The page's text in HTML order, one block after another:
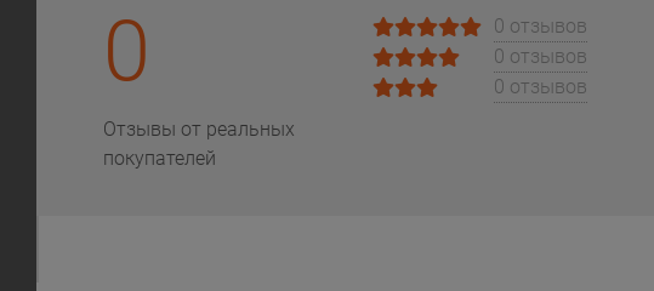
0
Отзывы от реальных
покупателей
0 отзывов
0 отзывов
0 отзывов